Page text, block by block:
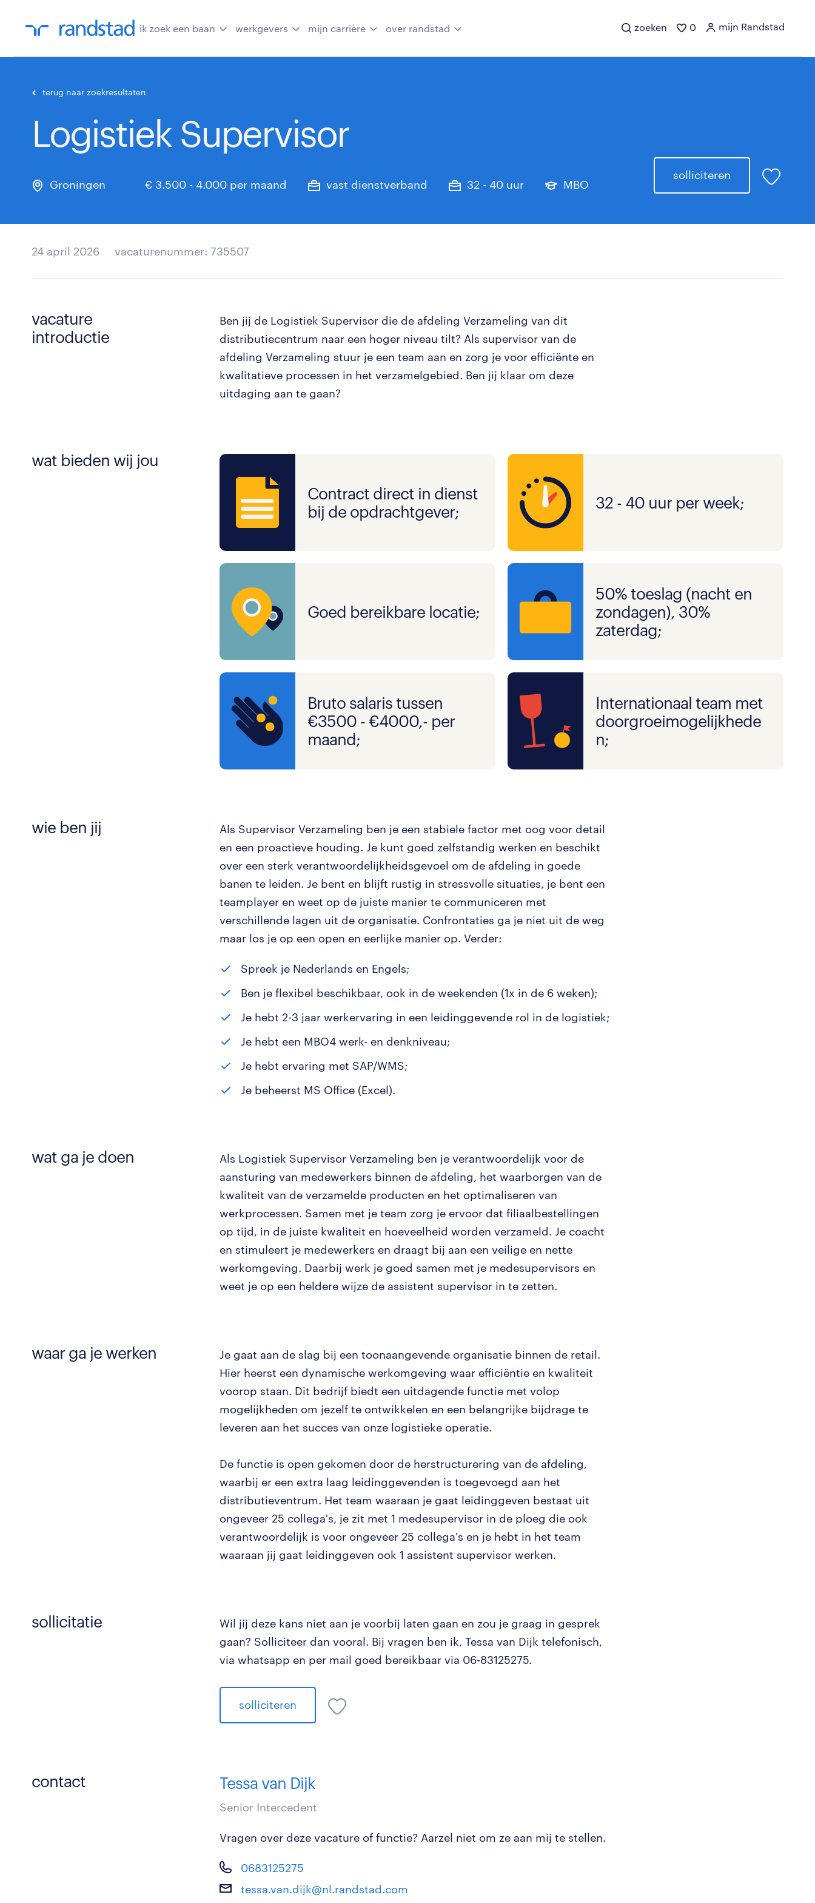
ik zoek een baan werkgevers mijn carrière over randstad zoeken 0 mijn Randstad
terug naar zoekresultaten
Logistiek Supervisor
Groningen € 3.500 - 4.000 per maand vast dienstverband 32 - 40 uur MBO
solliciteren
24 april 2026 vacaturenummer: 735507
vacature
introductie
Ben jij de Logistiek Supervisor die de afdeling Verzameling van dit
distributiecentrum naar een hoger niveau tilt? Als supervisor van de
afdeling Verzameling stuur je een team aan en zorg je voor efficiënte en
kwalitatieve processen in het verzamelgebied. Ben jij klaar om deze
uitdaging aan te gaan?
wat bieden wij jou
Contract direct in dienst
bij de opdrachtgever;
32 - 40 uur per week;
Goed bereikbare locatie;
50% toeslag (nacht en
zondagen), 30%
zaterdag;
Bruto salaris tussen
€3500 - €4000,- per
maand;
Internationaal team met
doorgroeimogelijkhede
n;
wie ben jij
Als Supervisor Verzameling ben je een stabiele factor met oog voor detail
en een proactieve houding. Je kunt goed zelfstandig werken en beschikt
over een sterk verantwoordelijkheidsgevoel om de afdeling in goede
banen te leiden. Je bent en blijft rustig in stressvolle situaties, je bent een
teamplayer en weet op de juiste manier te communiceren met
verschillende lagen uit de organisatie. Confrontaties ga je niet uit de weg
maar los je op een open en eerlijke manier op. Verder:
Spreek je Nederlands en Engels;
Ben je flexibel beschikbaar, ook in de weekenden (1x in de 6 weken);
Je hebt 2-3 jaar werkervaring in een leidinggevende rol in de logistiek;
Je hebt een MBO4 werk- en denkniveau;
Je hebt ervaring met SAP/WMS;
Je beheerst MS Office (Excel).
wat ga je doen
Als Logistiek Supervisor Verzameling ben je verantwoordelijk voor de
aansturing van medewerkers binnen de afdeling, het waarborgen van de
kwaliteit van de verzamelde producten en het optimaliseren van
werkprocessen. Samen met je team zorg je ervoor dat filiaalbestellingen
op tijd, in de juiste kwaliteit en hoeveelheid worden verzameld. Je coacht
en stimuleert je medewerkers en draagt bij aan een veilige en nette
werkomgeving. Daarbij werk je goed samen met je medesupervisors en
weet je op een heldere wijze de assistent supervisor in te zetten.
waar ga je werken
Je gaat aan de slag bij een toonaangevende organisatie binnen de retail.
Hier heerst een dynamische werkomgeving waar efficiëntie en kwaliteit
voorop staan. Dit bedrijf biedt een uitdagende functie met volop
mogelijkheden om jezelf te ontwikkelen en een belangrijke bijdrage te
leveren aan het succes van onze logistieke operatie.
De functie is open gekomen door de herstructurering van de afdeling,
waarbij er een extra laag leidinggevenden is toegevoegd aan het
distributieventrum. Het team waaraan je gaat leidinggeven bestaat uit
ongeveer 25 collega's, je zit met 1 medesupervisor in de ploeg die ook
verantwoordelijk is voor ongeveer 25 collega's en je hebt in het team
waaraan jij gaat leidinggeven ook 1 assistent supervisor werken.
sollicitatie
Wil jij deze kans niet aan je voorbij laten gaan en zou je graag in gesprek
gaan? Solliciteer dan vooral. Bij vragen ben ik, Tessa van Dijk telefonisch,
via whatsapp en per mail goed bereikbaar via 06-83125275.
solliciteren
contact Tessa van Dijk
Senior Intercedent
Vragen over deze vacature of functie? Aarzel niet om ze aan mij te stellen.
0683125275
tessa.van.dijk@nl.randstad.com